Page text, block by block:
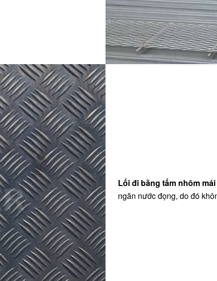
Lối đi bằng tấm nhôm
ngăn nước đọng, do đó